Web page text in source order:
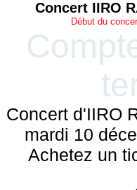
Concert IIRO
Début du
Concert d'IIRO
mardi 10
Achetez un